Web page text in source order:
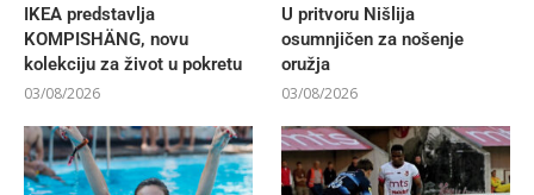
IKEA predstavlja
KOMPISHÄNG, novu
kolekciju za život u pokretu
03/08/2026
U pritvoru Nišlija
osumnjičen za nošenje
oružja
03/08/2026